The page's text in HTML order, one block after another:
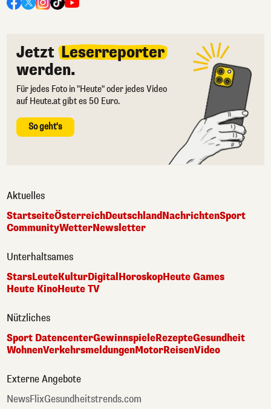
Jetzt Leserreporter
werden.
Für jedes Foto in "Heute" oder jedes Video
auf Heute.at gibt es 50 Euro.
So geht's
Aktuelles
StartseiteÖsterreichDeutschlandNachrichtenSport
CommunityWetterNewsletter
Unterhaltsames
StarsLeuteKulturDigital HoroskopHeute Games
Heute KinoHeute TV
Nützliches
Sport DatencenterGewinnspieleRezepteGesundheit
WohnenVerkehrsmeldungenMotorReisenVideo
Externe Angebote
NewsFlixGesundheitstrends.com